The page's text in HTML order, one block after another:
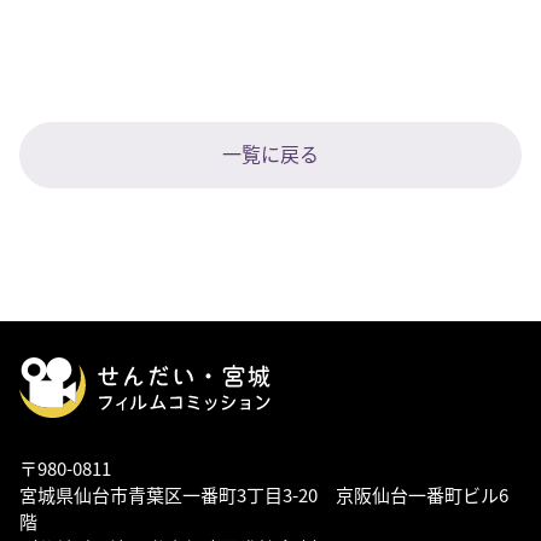
一覧に戻る
〒980-0811
宮城県仙台市青葉区一番町3丁目3-20 京阪仙台一番町ビル6
階